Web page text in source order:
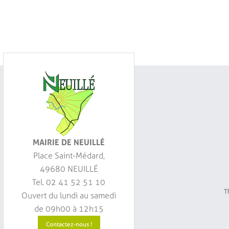
MAIRIE DE NEUILLÉ
Place Saint-Médard,
49680 NEUILLÉ
Tel. 02 41 52 51 10
Ouvert du lundi au samedi
de 09h00 à 12h15
Contactez-nous !